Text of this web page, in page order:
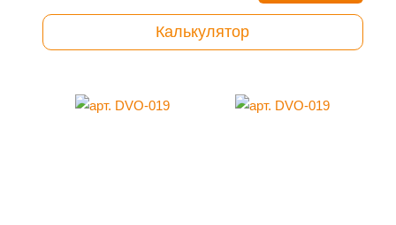
Калькулятор